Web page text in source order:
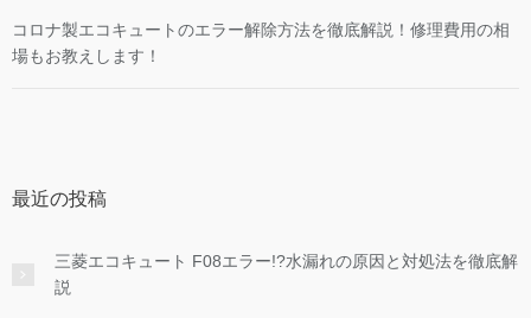
コロナ製エコキュートのエラー解除方法を徹底解説！修理費用の相
場もお教えします！
最近の投稿
三菱エコキュート F08エラー!?水漏れの原因と対処法を徹底解
説